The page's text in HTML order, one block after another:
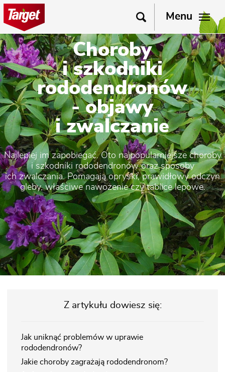
Menu
Choroby
i szkodniki
rododendronów
- objawy
i zwalczanie
Najlepiej im zapobiegać. Oto najpopularniejsze choroby
i szkodniki rododendronów oraz sposoby
ich zwalczania. Pomagają opryski, prawidłowy odczyn
gleby, właściwe nawożenie czy tablice lepowe.
Z artykułu dowiesz się:
Jak uniknąć problemów w uprawie
rododendronów?
Jakie choroby zagrażają rododendronom?